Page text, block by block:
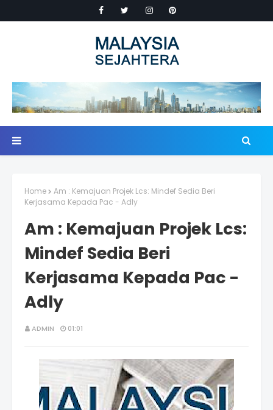
Home
Am : Kemajuan Projek Lcs: Mindef Sedia Beri
Kerjasama Kepada Pac - Adly
Am : Kemajuan Projek Lcs:
Mindef Sedia Beri
Kerjasama Kepada Pac -
Adly
ADMIN 01:01